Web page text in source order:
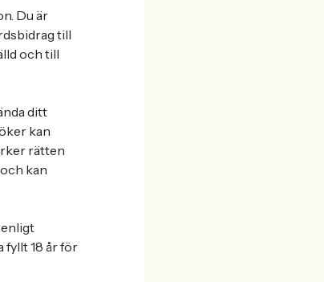
Du är
till
och till
ditt
kan
rätten
kan
fyllt 18 år för